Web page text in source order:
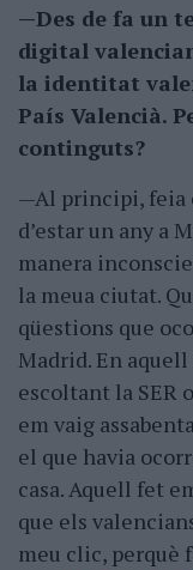
—Des de fa un
digital
la identitat
País Valencià.
continguts?
—Al principi, feia
d’estar un any a
manera
la meua ciutat.
qüestions que
Madrid. En
escoltant la SER
em vaig
el que havia
casa. Aquell fet
que els
meu clic, perquè